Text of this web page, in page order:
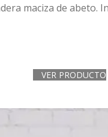
maciza de abeto.
VER PRODUCTO